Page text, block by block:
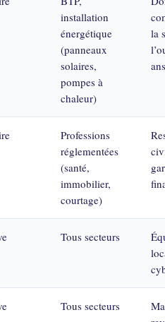
installation
énergétique
(panneaux
solaires,
pompes à
chaleur)
la
Professions
réglementées
(santé,
immobilier,
courtage)
Tous secteurs
Tous secteurs